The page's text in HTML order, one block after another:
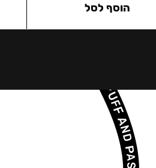
הוסף לסל